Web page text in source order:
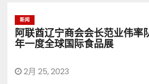
新闻
阿联酋辽宁商会会长范业伟率
年一度全球国际食品展
2月 25, 2023